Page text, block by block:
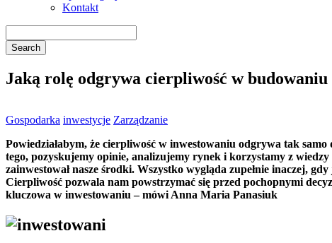
Kontakt
Jaką rolę odgrywa cierpliwość w
Gospodarka inwestycje Zarządzanie
Powiedziałabym, że cierpliwość w inwestowaniu odgrywa tak
tego, pozyskujemy opinie, analizujemy rynek i korzystamy z
zainwestował nasze środki. Wszystko wygląda zupełnie inaczej,
Cierpliwość pozwala nam powstrzymać się przed pochopnymi
kluczowa w inwestowaniu – mówi Anna Maria Panasiuk